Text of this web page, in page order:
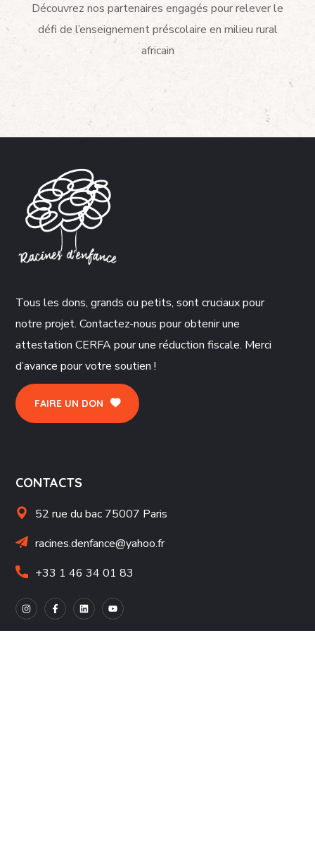
Découvrez nos partenaires engagés pour relever le
défi de l’enseignement préscolaire en milieu rural
africain
Tous les dons, grands ou petits, sont cruciaux pour
notre projet. Contactez-nous pour obtenir une
attestation CERFA pour une réduction fiscale. Merci
d’avance pour votre soutien !
FAIRE UN DON
CONTACTS
52 rue du bac 75007 Paris
racines.denfance@yahoo.fr
+33 1 46 34 01 83